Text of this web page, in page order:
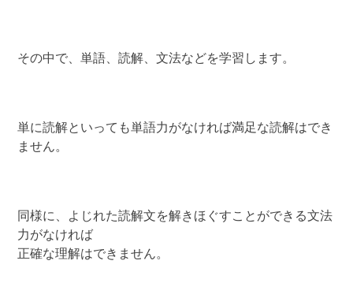
その中で、単語、読解、文法などを学習します。
単に読解といっても単語力がなければ満足な読解はでき
ません。
同様に、よじれた読解文を解きほぐすことができる文法
力がなければ
正確な理解はできません。